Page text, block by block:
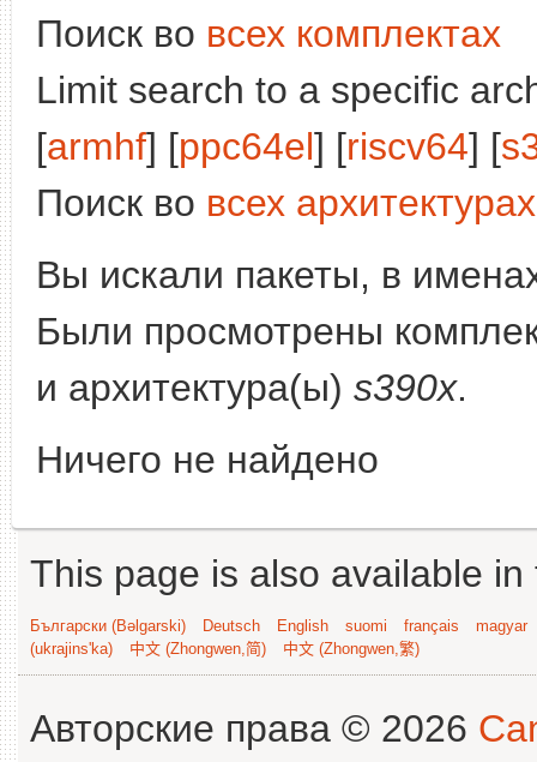
Поиск во всех комплектах
Limit search to a specific
[armhf] [ppc64el] [riscv64] [
Поиск во всех архитектурах
Вы искали пакеты, в
Были просмотрены
и архитектура(ы) s390x.
Ничего не найдено
This page is also available
Български (Bəlgarski) Deutsch English suomi français
magyar
(ukrajins'ka)
中文 (Zhongwen,简) 中文 (Zhongwen,繁)
Авторские права © 2026